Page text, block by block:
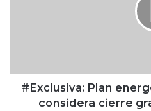
v
#Exclusiva: Plan
considera cierre